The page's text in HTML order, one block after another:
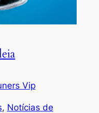
Vip
, Notícias de